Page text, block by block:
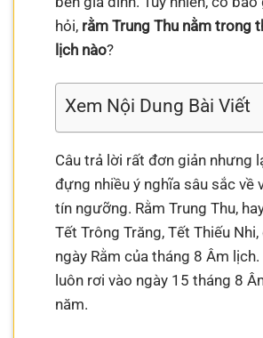
hỏi, rằm Trung Thu nằm trong
lịch nào?
Xem Nội Dung Bài Viết
Câu trả lời rất đơn giản nhưng
đựng nhiều ý nghĩa sâu sắc về
tín ngưỡng. Rằm Trung Thu,
Tết Trông Trăng, Tết Thiếu Nhi,
ngày Rằm của tháng 8 Âm lịch.
luôn rơi vào ngày 15 tháng 8
năm.